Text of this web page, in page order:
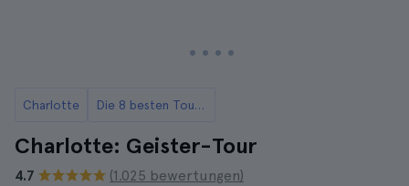
Charlotte Die 8 besten Touren in Charlotte
Charlotte: Geister-Tour
4.7
(1.025 bewertungen)